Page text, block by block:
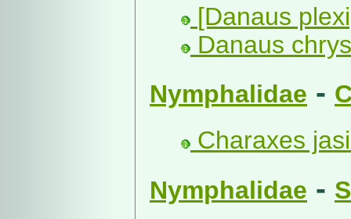
[Danaus
Danaus
Nymphalidae -
Charaxes
Nymphalidae -